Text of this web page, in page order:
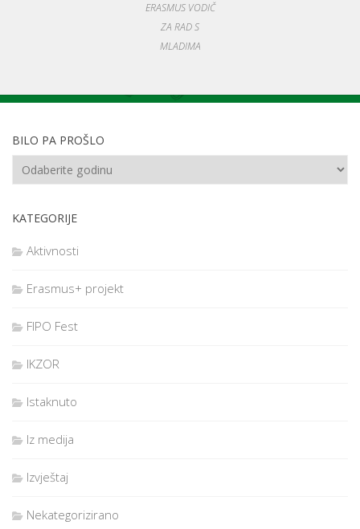
ERASMUS VODIČ
ZA RAD S
MLADIMA
BILO PA PROŠLO
KATEGORIJE
Aktivnosti
Erasmus+ projekt
FIPO Fest
IKZOR
Istaknuto
Iz medija
Izvještaj
Nekategorizirano